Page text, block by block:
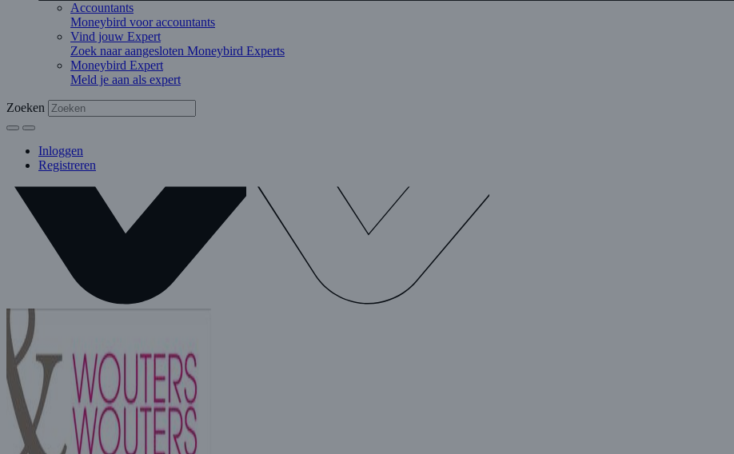
Accountants
Moneybird voor accountants
Vind jouw Expert
Zoek naar aangesloten Moneybird Experts
Moneybird Expert
Meld je aan als expert
Zoeken
Inloggen
Registreren